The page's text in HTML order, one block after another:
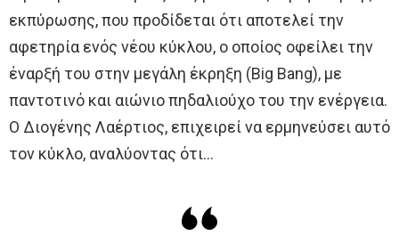
εκπύρωσης, που προδίδεται ότι αποτελεί την
αφετηρία ενός νέου κύκλου, ο οποίος οφείλει την
έναρξή του στην μεγάλη έκρηξη (Big Bang), με
παντοτινό και αιώνιο πηδαλιούχο του την ενέργεια.
Ο Διογένης Λαέρτιος, επιχειρεί να ερμηνεύσει αυτό
τον κύκλο, αναλύοντας ότι…